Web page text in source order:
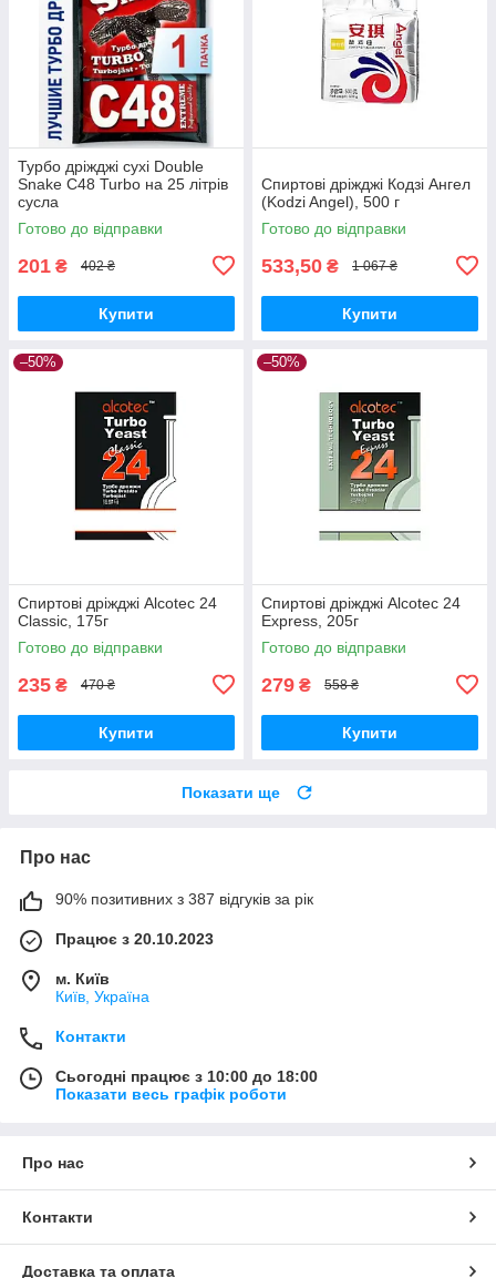
Турбо дріжджі сухі Double
Snake C48 Turbo на 25 літрів
сусла
Готово до відправки
201 ₴ 402 ₴
Купити
Спиртові дріжджі Кодзі Ангел
(Kodzi Angel), 500 г
Готово до відправки
533,50 ₴ 1 067 ₴
Купити
–50%
Спиртові дріжджі Alcotec 24
Classic, 175г
Готово до відправки
235 ₴ 470 ₴
Купити
–50%
Спиртові дріжджі Alcotec 24
Express, 205г
Готово до відправки
279 ₴ 558 ₴
Купити
Показати ще
Про нас
90% позитивних з 387 відгуків за рік
Працює з 20.10.2023
м. Київ
Київ, Україна
Контакти
Сьогодні працює з 10:00 до 18:00
Показати весь графік роботи
Про нас
Контакти
Доставка та оплата